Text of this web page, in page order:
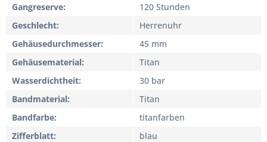
Gangreserve
120 Stunden
Geschlecht
Herrenuhr
Gehäusedurchmesser
45 mm
Gehäusematerial
Titan
Wasserdichtheit
30 bar
Bandmaterial
Titan
Bandfarbe
titanfarben
Zifferblatt
blau